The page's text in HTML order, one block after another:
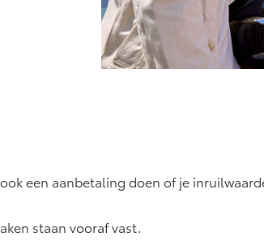
een aanbetaling doen of je
staan vooraf vast.